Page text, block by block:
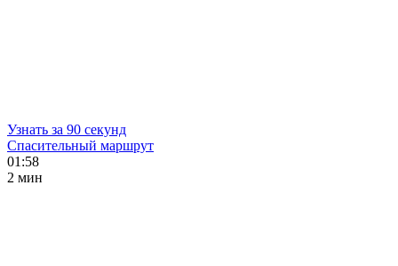
Узнать за 90 секунд
Спасительный маршрут
01:58
2 мин